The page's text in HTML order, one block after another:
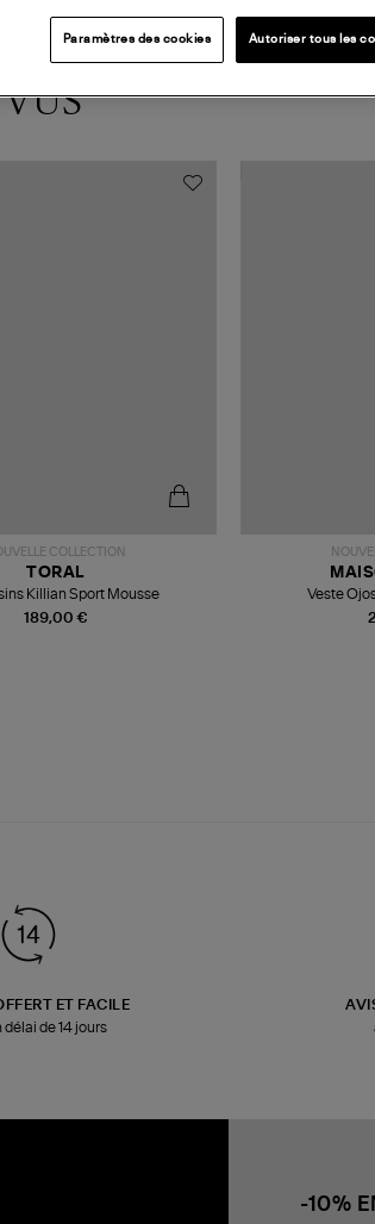
COLLECTION
189,00 €
TORAL
Killian Sport Mousse
Veste
ET FACILE
délai de 14 jours
-10%
Paramètres des cookies Autoriser tous les